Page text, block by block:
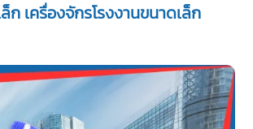
ก เครื่องจักรโรงงานขนาดเล็ก